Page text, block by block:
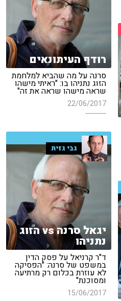
רודף העיתונאים
סרנה על מה שהביא למלחמת
הזוג נתניהו בו: "ראיתי מישהו
שראה מישהו שראה את זה"
22/06/2017
גבי גזית
יגאל סרנה vs הזוג
נתניהו
ד"ר קרניאל על פסק הדין
במשפט של סרנה: "הפסיקה
לא עוזרת בכלום רק מרתיעה
ומסוכנת"
15/06/2017